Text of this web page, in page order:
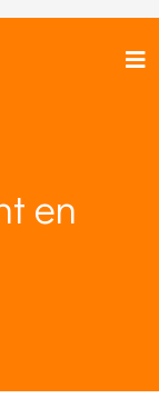
en